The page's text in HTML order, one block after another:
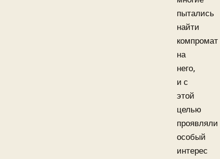
пытались
найти
компромат
на
него,
и с
этой
целью
проявляли
особый
интерес